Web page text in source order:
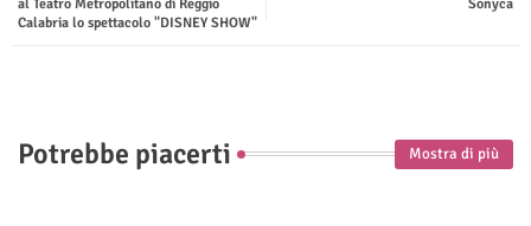
Sonyca
al Teatro Metropolitano di Reggio
Calabria lo spettacolo "DISNEY SHOW"
Potrebbe piacerti Mostra di più